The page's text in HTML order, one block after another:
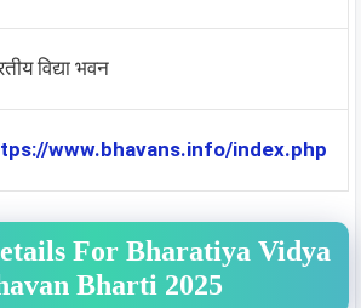
विद्या भवन
www.bhavans.info/index.php
For Bharatiya Vidya
Bharti 2025